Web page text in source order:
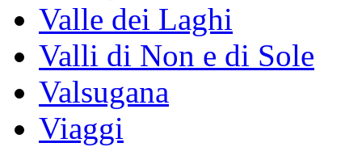
Valle dei Laghi
Valli di Non e di Sole
Valsugana
Viaggi